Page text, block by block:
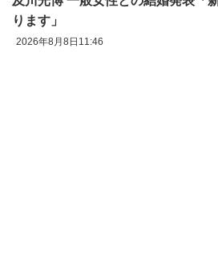
ります」
2026年8月8日11:46